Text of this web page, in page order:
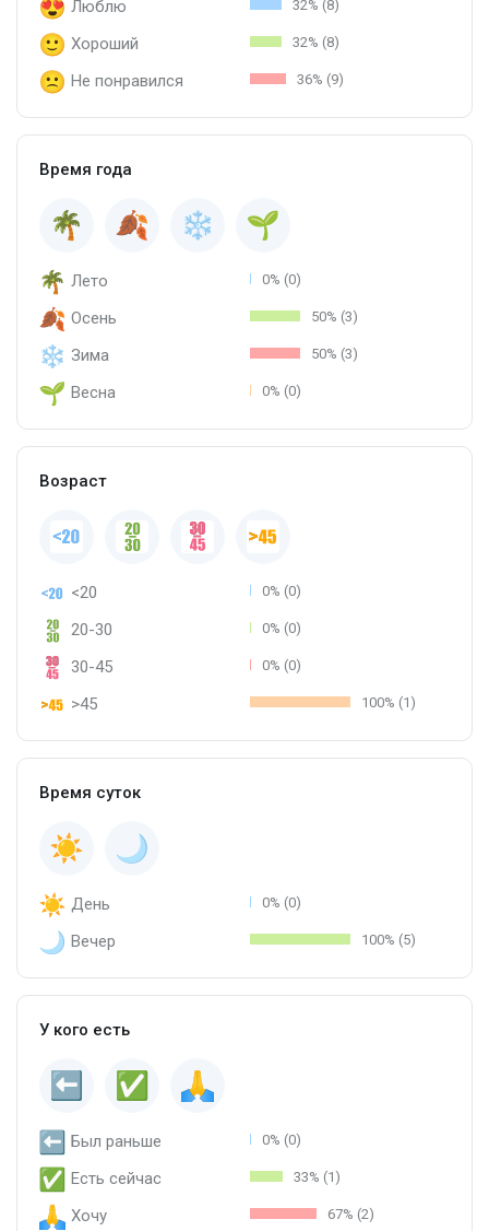
Люблю 32% (8)
Хороший 32% (8)
Не понравился 36% (9)
Время года
Лето 0% (0)
Осень 50% (3)
Зима 50% (3)
Весна 0% (0)
Возраст
<20 0% (0)
20-30 0% (0)
30-45 0% (0)
>45 100% (1)
Время суток
День 0% (0)
Вечер 100% (5)
У кого есть
Был раньше 0% (0)
Есть сейчас 33% (1)
Хочу 67% (2)